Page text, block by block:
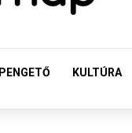
PENGETŐ KULTÚRA